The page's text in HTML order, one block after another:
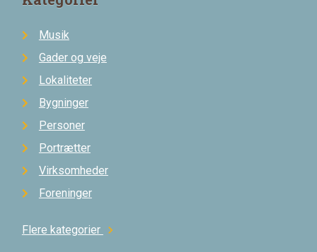
Musik
Gader og veje
Lokaliteter
Bygninger
Personer
Portrætter
Virksomheder
Foreninger
Flere kategorier chevron_right